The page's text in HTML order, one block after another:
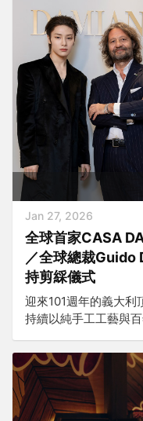
Jan 27, 2026
全球首家CASA
／全球總裁Guido
持剪綵儀式
迎來101週年的義大利
持續以純手工工藝與